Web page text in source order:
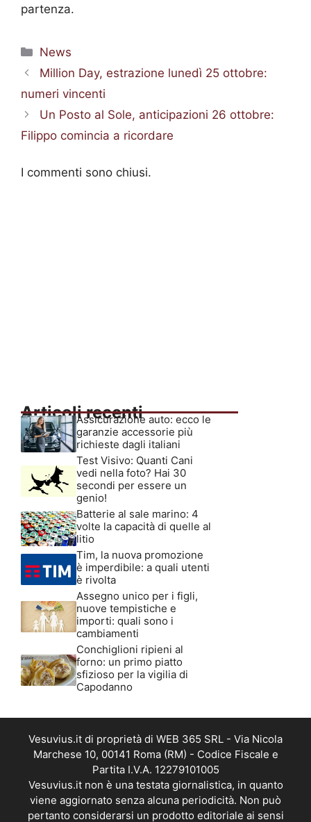
partenza.
Categorie
News
Million Day, estrazione lunedì 25 ottobre:
numeri vincenti
Un Posto al Sole, anticipazioni 26 ottobre:
Filippo comincia a ricordare
I commenti sono chiusi.
Articoli recenti
Assicurazione auto: ecco le
garanzie accessorie più
richieste dagli italiani
Test Visivo: Quanti Cani
vedi nella foto? Hai 30
secondi per essere un
genio!
Batterie al sale marino: 4
volte la capacità di quelle al
litio
Tim, la nuova promozione
è imperdibile: a quali utenti
è rivolta
Assegno unico per i figli,
nuove tempistiche e
importi: quali sono i
cambiamenti
Conchiglioni ripieni al
forno: un primo piatto
sfizioso per la vigilia di
Capodanno
Vesuvius.it di proprietà di WEB 365 SRL - Via Nicola
Marchese 10, 00141 Roma (RM) - Codice Fiscale e
Partita I.V.A. 12279101005
Vesuvius.it non è una testata giornalistica, in quanto
viene aggiornato senza alcuna periodicità. Non può
pertanto considerarsi un prodotto editoriale ai sensi